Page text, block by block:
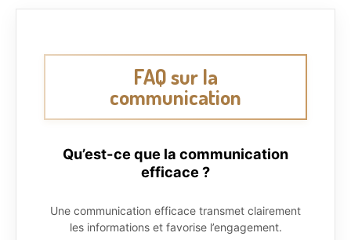
FAQ sur la
communication
Qu’est-ce que la communication
efficace ?
Une communication efficace transmet clairement
les informations et favorise l’engagement.